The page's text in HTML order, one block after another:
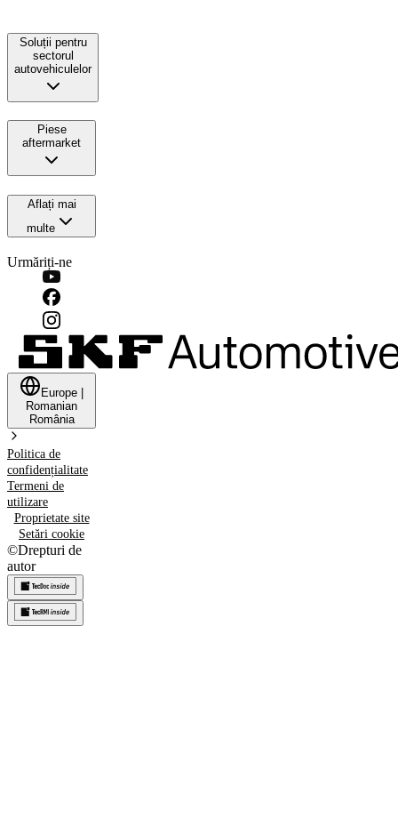
Soluții pentru
sectorul
autovehiculelor
Piese
aftermarket
Aflați mai
multe
Urmăriți-ne
Europe
Romanian
România
Politica de
confidențialitate
Termeni de
utilizare
Proprietate site
Setări cookie
©Drepturi de
autor